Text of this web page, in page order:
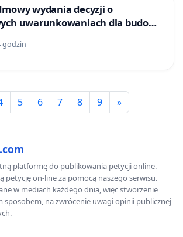
wydania decyzji o
uwarunkowaniach dla budowy
biometanu „Krynki” w
oraz ochrony
i Puszczy Knyszyńskiej
godzin
5 6 7 8 9 »
platformę do publikowania petycji online.
petycję on-line za pomocą naszego serwisu.
w mediach każdego dnia, więc stworzenie
sposobem, na zwrócenie uwagi opinii publicznej